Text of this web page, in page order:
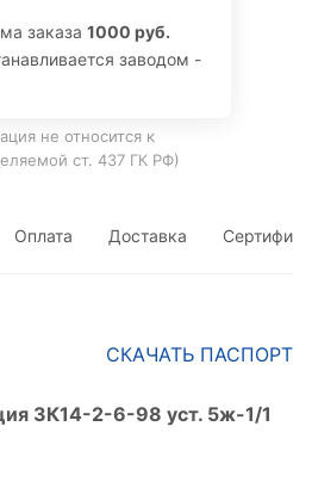
заказа 1000 руб.
заводом -
не относится к
ст. 437 ГК РФ)
Оплата Доставка
СКАЧАТЬ ПАСПОРТ
ЗК14-2-6-98 уст. 5ж-1/1